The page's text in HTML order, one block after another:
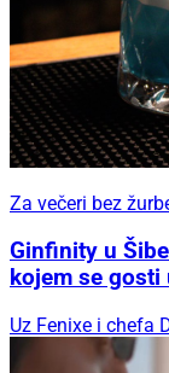
Za večeri bez
Ginfinity u
kojem se
Uz Fenixe i chefa